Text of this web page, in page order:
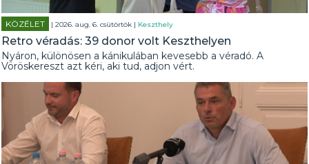
KÖZÉLET | 2026. aug. 6. csütörtök | Keszthely
Retro véradás: 39 donor volt Keszthelyen
Nyáron, különösen a kánikulában kevesebb a véradó. A
Vöröskereszt azt kéri, aki tud, adjon vért.